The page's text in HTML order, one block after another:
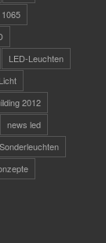
LED-Leuchten
Licht
2012
news led
Sonderleuchten